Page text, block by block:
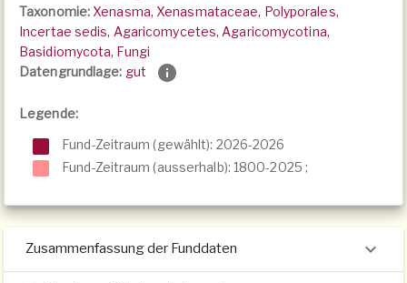
Taxonomie: Xenasma, Xenasmataceae, Polyporales,
Incertae sedis, Agaricomycetes, Agaricomycotina,
Basidiomycota, Fungi
Datengrundlage: gut
Legende:
Fund-Zeitraum (gewählt): 2026-2026
Fund-Zeitraum (ausserhalb): 1800-2025 ;
Zusammenfassung der Funddaten